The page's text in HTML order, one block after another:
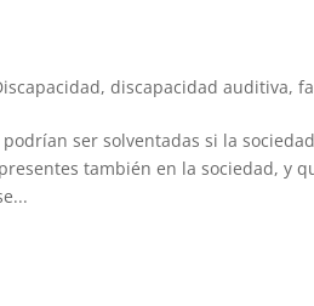
,discapacidad auditiva,
ser solventadas si la
también en la sociedad, y